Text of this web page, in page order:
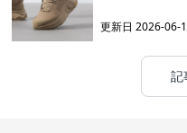
更新日2026-06-
記